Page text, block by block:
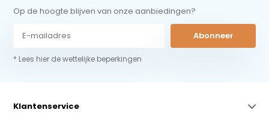
Op de hoogte blijven van onze aanbiedingen?
Abonneer
* Lees hier de wettelijke beperkingen
Klantenservice